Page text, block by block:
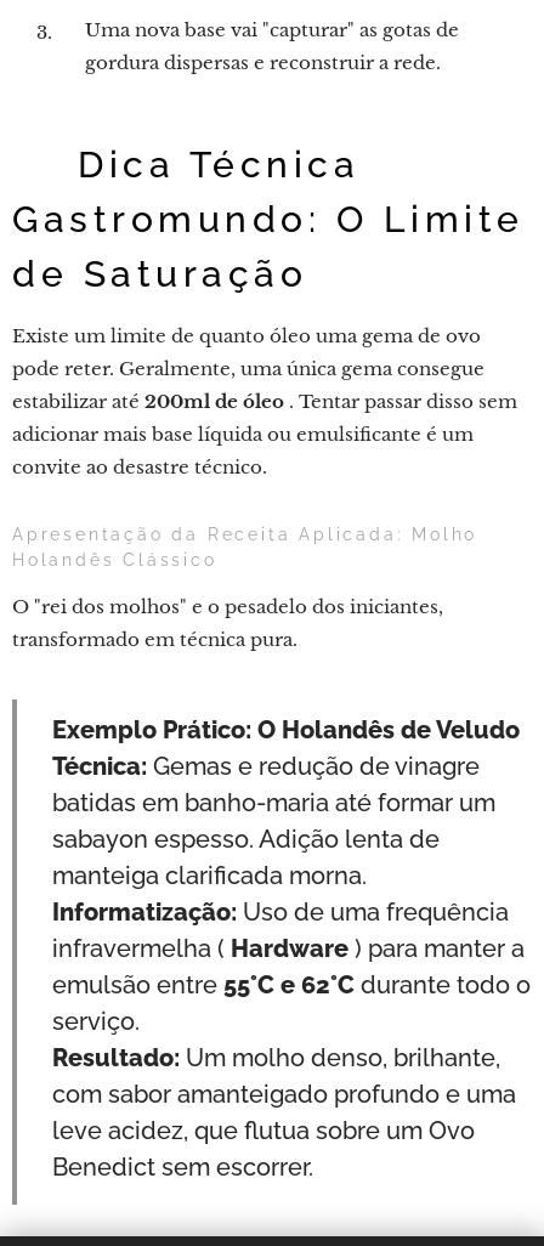
Uma nova base vai "capturar" as gotas de
gordura dispersas e reconstruir a rede.
💡 Dica Técnica
Gastromundo: O Limite
de Saturação
Existe um limite de quanto óleo uma gema de ovo
pode reter. Geralmente, uma única gema consegue
estabilizar até 200ml de óleo . Tentar passar disso sem
adicionar mais base líquida ou emulsificante é um
convite ao desastre técnico.
Apresentação da Receita Aplicada: Molho
Holandês Clássico
O "rei dos molhos" e o pesadelo dos iniciantes,
transformado em técnica pura.
Exemplo Prático: O Holandês de Veludo
Técnica: Gemas e redução de vinagre
batidas em banho-maria até formar um
sabayon espesso. Adição lenta de
manteiga clarificada morna.
Informatização: Uso de uma frequência
infravermelha ( Hardware ) para manter a
emulsão entre 55°C e 62°C durante todo o
serviço.
Resultado: Um molho denso, brilhante,
com sabor amanteigado profundo e uma
leve acidez, que flutua sobre um Ovo
Benedict sem escorrer.